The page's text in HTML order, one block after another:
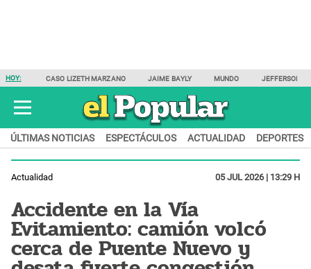
HOY: CASO LIZETH MARZANO JAIME BAYLY MUNDO JEFFERSON
ÚLTIMAS NOTICIAS ESPECTÁCULOS ACTUALIDAD DEPORTES
Actualidad 05 JUL 2026 | 13:29 H
Accidente en la Vía
Evitamiento: camión volcó
cerca de Puente Nuevo y